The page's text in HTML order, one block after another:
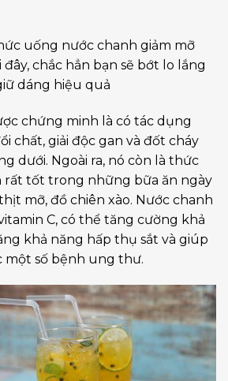
uống nước chanh giảm mỡ
chắc hẳn bạn sẽ bớt lo lắng
dáng hiệu quả
chứng minh là có tác dụng
chất, giải độc gan và đốt cháy
dưới. Ngoài ra, nó còn là thức
rất tốt trong những bữa ăn ngày
mỡ, đồ chiên xào. Nước chanh
C, có thể tăng cường khả
khả năng hấp thụ sắt và giúp
một số bệnh ung thư.